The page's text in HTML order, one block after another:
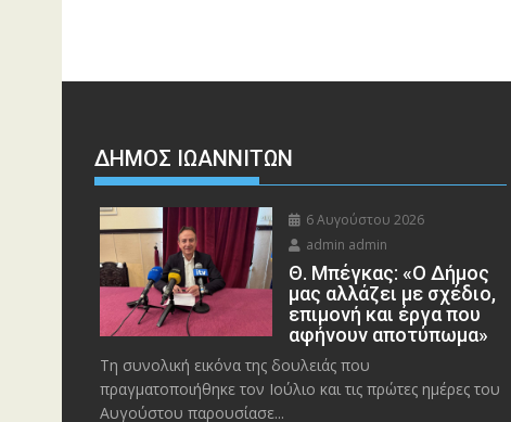
ΔΗΜΟΣ ΙΩΑΝΝΙΤΩΝ
6 Αυγούστου 2026
admin admin
Θ. Μπέγκας: «Ο Δήμος
μας αλλάζει με σχέδιο,
επιμονή και έργα που
αφήνουν αποτύπωμα»
Τη συνολική εικόνα της δουλειάς που
πραγματοποιήθηκε τον Ιούλιο και τις πρώτες ημέρες του
Αυγούστου παρουσίασε...